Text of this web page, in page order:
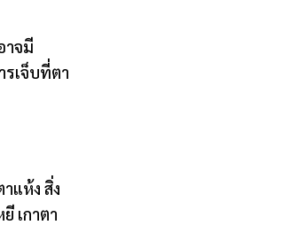
าจมี
เจ็บที่ตา
แห้ง สิ่ง
เกาตา